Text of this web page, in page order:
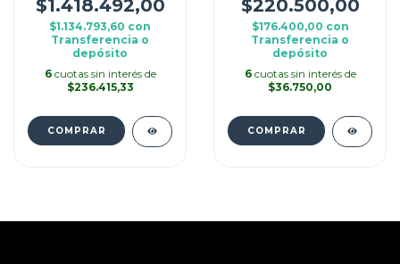
$1.418.492,00
$1.134.793,60 con
Transferencia o
depósito
6 cuotas sin interés de
$236.415,33
$220.500,00
$176.400,00 con
Transferencia o
depósito
6 cuotas sin interés de
$36.750,00
COMPRAR